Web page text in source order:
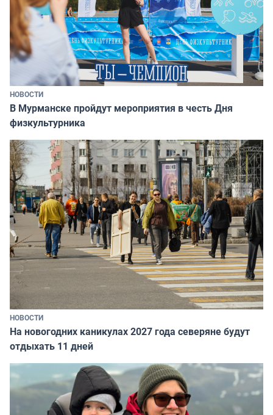
НОВОСТИ
В Мурманске пройдут мероприятия в честь Дня
физкультурника
НОВОСТИ
На новогодних каникулах 2027 года северяне будут
отдыхать 11 дней